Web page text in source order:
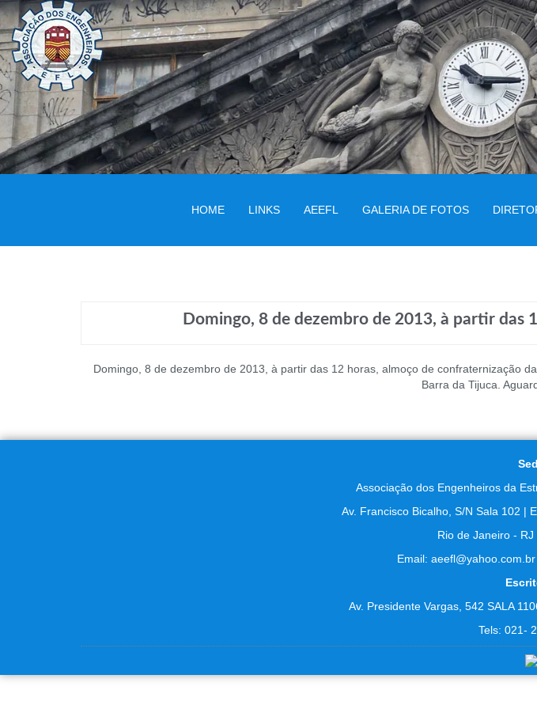
HOME LINKS AEEFL GALERIA DE FOTOS
Domingo, 8 de dezembro de 2013, à partir das
Domingo, 8 de dezembro de 2013, à partir das 12 horas, almoço de confraternização
Barra da Tijuca.
Associação dos Engenheiros da
Av. Francisco Bicalho, S/N Sala 102 |
Rio de Janeiro -
Email:
Av. Presidente Vargas, 542 SALA
Tels: 021-